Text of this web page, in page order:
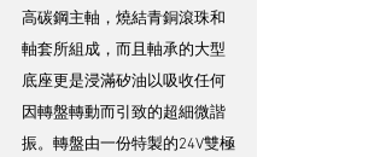
高碳鋼主軸，燒結青銅滾珠和
軸套所組成，而且軸承的大型
底座更是浸滿矽油以吸收任何
因轉盤轉動而引致的超細微諧
振。轉盤由一份特製的24V雙極